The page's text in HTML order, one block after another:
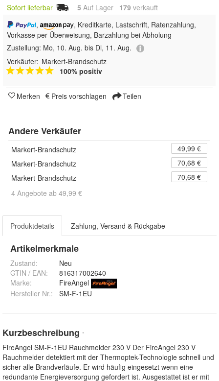
Sofort lieferbar 5 Auf Lager 179 verkauft
,
, Kreditkarte, Lastschrift, Ratenzahlung,
Vorkasse per Überweisung, Barzahlung bei Abholung
Zustellung: Mo, 10. Aug. bis Di, 11. Aug.
Verkäufer: Markert-Brandschutz
100% positiv
Merken Preis vorschlagen Teilen
Andere Verkäufer
Markert-Brandschutz
49,99 €
Markert-Brandschutz
70,68 €
Markert-Brandschutz
70,68 €
4 Angebote ab 49,99 €
Produktdetails Zahlung, Versand & Rückgabe
Artikelmerkmale
Zustand:
Neu
GTIN / EAN:
816317002640
Marke:
FireAngel
Hersteller Nr.:
SM-F-1EU
Kurzbeschreibung *
FireAngel SM-F-1EU Rauchmelder 230 V Der FireAngel 230 V
Rauchmelder detektiert mit der Thermoptek-Technologie schnell und
sicher alle Brandverläufe. Er wird häufig eingesetzt wenn eine
redundante Energieversorgung gefordert ist. Ausgestattet ist er mit